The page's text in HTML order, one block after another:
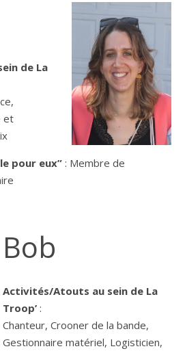
de La
et
pour eux”: Membre de
Bob
Activités/Atouts au sein de La
Troop’ :
Chanteur, Crooner de la bande,
Gestionnaire matériel, Logisticien,